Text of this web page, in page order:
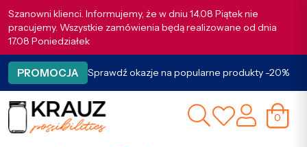
Szanowni klienci. Informujemy, że w dniu 14.08 Piątek nie
pracujemy. Wszystkie zamówienia będą realizowane od dnia
17.08 Poniedziałek
PROMOCJA Sprawdź okazje na popularne produkty -20%
0